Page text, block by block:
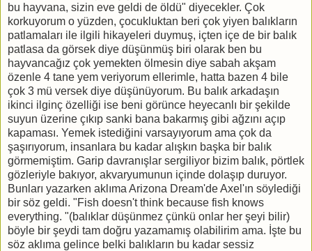
bu hayvana, sizin eve geldi de öldü" diyecekler. Çok
korkuyorum o yüzden, çocukluktan beri çok yiyen balıkların
patlamaları ile ilgili hikayeleri duymuş, içten içe de bir balık
patlasa da görsek diye düşünmüş biri olarak ben bu
hayvancağız çok yemekten ölmesin diye sabah akşam
özenle 4 tane yem veriyorum ellerimle, hatta bazen 4 bile
çok 3 mü versek diye düşünüyorum. Bu balık arkadaşın
ikinci ilginç özelliği ise beni görünce heyecanlı bir şekilde
suyun üzerine çıkıp sanki bana bakarmış gibi ağzını açıp
kapaması. Yemek istediğini varsayıyorum ama çok da
şaşırıyorum, insanlara bu kadar alışkın başka bir balık
görmemiştim. Garip davranışlar sergiliyor bizim balık, pörtlek
gözleriyle bakıyor, akvaryumunun içinde dolaşıp duruyor.
Bunları yazarken aklıma Arizona Dream'de Axel'ın söylediği
bir söz geldi. "Fish doesn't think because fish knows
everything. "(balıklar düşünmez çünkü onlar her şeyi bilir)
böyle bir şeydi tam doğru yazamamış olabilirim ama. İşte bu
söz aklıma gelince belki balıkların bu kadar sessiz